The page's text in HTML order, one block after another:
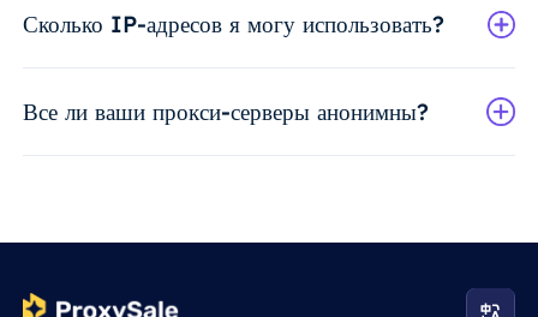
Сколько IP-адресов я могу использовать?
Все ли ваши прокси-серверы анонимны?